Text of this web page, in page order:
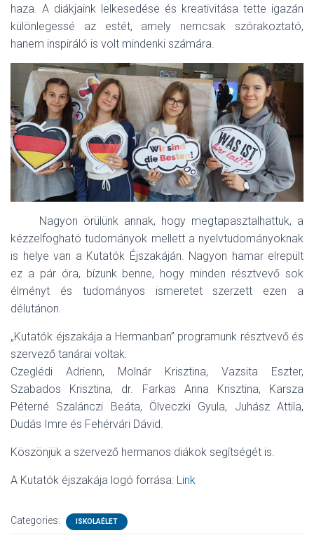
haza. A diákjaink lelkesedése és kreativitása tette igazán
különlegessé az estét, amely nemcsak szórakoztató,
hanem inspiráló is volt mindenki számára.
Nagyon örülünk annak, hogy megtapasztalhattuk, a
kézzelfogható tudományok mellett a nyelvtudományoknak
is helye van a Kutatók Éjszakáján. Nagyon hamar elrepült
ez a pár óra, bízunk benne, hogy minden résztvevő sok
élményt és tudományos ismeretet szerzett ezen a
délutánon.
„Kutatók éjszakája a Hermanban” programunk résztvevő és
szervező tanárai voltak:
Czeglédi Adrienn, Molnár Krisztina, Vazsita Eszter,
Szabados Krisztina, dr. Farkas Anna Krisztina, Karsza
Péterné Szalánczi Beáta, Ölveczki Gyula, Juhász Attila,
Dudás Imre és Fehérvári Dávid.
Köszönjük a szervező hermanos diákok segítségét is.
A Kutatók éjszakája logó forrása: Link
Categories: ISKOLAÉLET